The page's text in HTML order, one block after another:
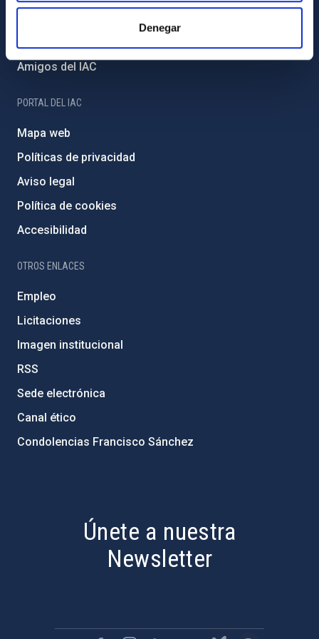
Denegar
Amigos del IAC
PORTAL DEL IAC
Mapa web
Políticas de privacidad
Aviso legal
Política de cookies
Accesibilidad
OTROS ENLACES
Empleo
Licitaciones
Imagen institucional
RSS
Sede electrónica
Canal ético
Condolencias Francisco Sánchez
Únete a nuestra
Newsletter